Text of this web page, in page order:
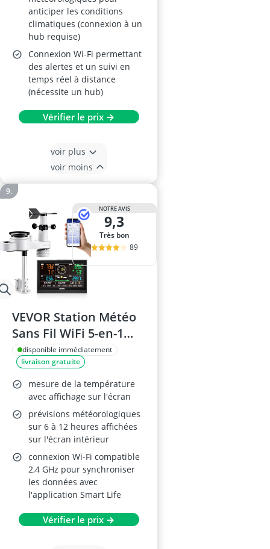
anticiper les conditions
climatiques (connexion à un
hub requise)
Connexion Wi-Fi permettant
des alertes et un suivi en
temps réel à distance
(nécessite un hub)
Vérifier le prix →
voir plus
voir moins
NOTRE AVIS
9,3
Très bon
89
VEVOR Station Météo
Sans Fil WiFi 5-en-1
avec Écran VA 190,5
mm et Capteur
Extérieur —
Prévisions,
Température,
Humidité,
Précipitations, Vent
disponible immédiatement
livraison gratuite
mesure de la température
avec affichage sur l'écran
prévisions météorologiques
sur 6 à 12 heures affichées
sur l'écran intérieur
connexion Wi-Fi compatible
2,4 GHz pour synchroniser
les données avec
l'application Smart Life
Vérifier le prix →